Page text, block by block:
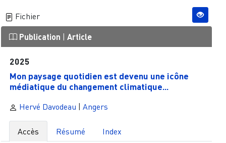
Fichier
Publication Article
2025
Mon paysage quotidien est devenu une icône
médiatique du changement climatique...
Hervé Davodeau Angers
Accès Résumé Index